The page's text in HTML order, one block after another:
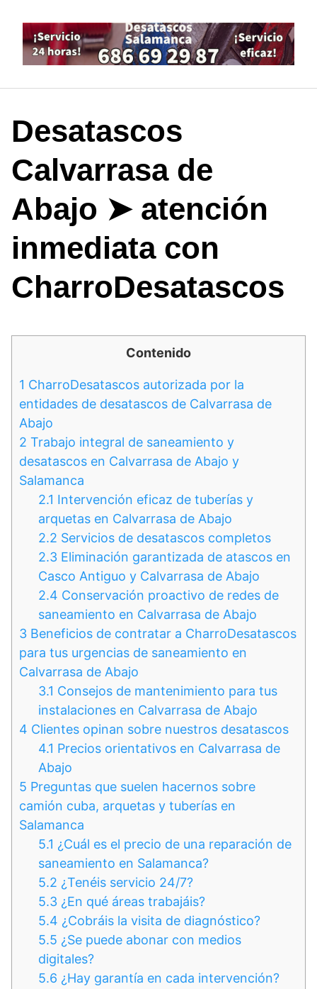
contenido
Desatascos
Calvarrasa de
Abajo ➤ atención
inmediata con
CharroDesatascos
Contenido
1 CharroDesatascos autorizada por la
entidades de desatascos de Calvarrasa de
Abajo
2 Trabajo integral de saneamiento y
desatascos en Calvarrasa de Abajo y
Salamanca
2.1 Intervención eficaz de tuberías y
arquetas en Calvarrasa de Abajo
2.2 Servicios de desatascos completos
2.3 Eliminación garantizada de atascos en
Casco Antiguo y Calvarrasa de Abajo
2.4 Conservación proactivo de redes de
saneamiento en Calvarrasa de Abajo
3 Beneficios de contratar a CharroDesatascos
para tus urgencias de saneamiento en
Calvarrasa de Abajo
3.1 Consejos de mantenimiento para tus
instalaciones en Calvarrasa de Abajo
4 Clientes opinan sobre nuestros desatascos
4.1 Precios orientativos en Calvarrasa de
Abajo
5 Preguntas que suelen hacernos sobre
camión cuba, arquetas y tuberías en
Salamanca
5.1 ¿Cuál es el precio de una reparación de
saneamiento en Salamanca?
5.2 ¿Tenéis servicio 24/7?
5.3 ¿En qué áreas trabajáis?
5.4 ¿Cobráis la visita de diagnóstico?
5.5 ¿Se puede abonar con medios
digitales?
5.6 ¿Hay garantía en cada intervención?